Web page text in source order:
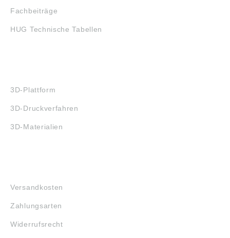
Fachbeiträge
HUG Technische Tabellen
3D-Plattform
3D-Druckverfahren
3D-Materialien
Versandkosten
Zahlungsarten
Widerrufsrecht